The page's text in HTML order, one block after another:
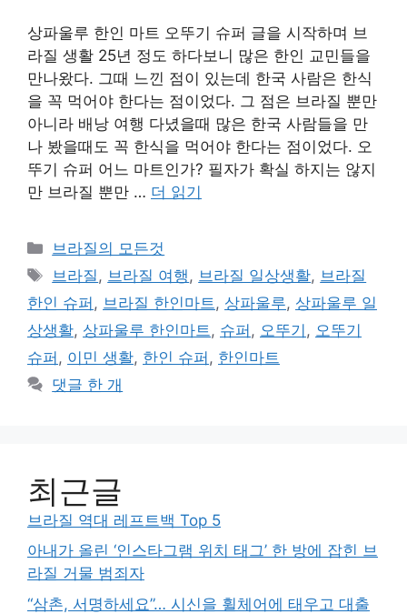
상파울루 한인 마트 오뚜기 슈퍼 글을 시작하며 브
라질 생활 25년 정도 하다보니 많은 한인 교민들을
만나왔다. 그때 느낀 점이 있는데 한국 사람은 한식
을 꼭 먹어야 한다는 점이었다. 그 점은 브라질 뿐만
아니라 배낭 여행 다녔을때 많은 한국 사람들을 만
나 봤을때도 꼭 한식을 먹어야 한다는 점이었다. 오
뚜기 슈퍼 어느 마트인가? 필자가 확실 하지는 않지
만 브라질 뿐만 … 더 읽기
카
테
리
브라질의 모든것
태
그
브라질 , 브라질 여행 , 브라질 일상생활, 브라질
한인 슈퍼 , 브라질 한인마트 , 상파울루, 상파울루 일
상생활, 상파울루 한인마트 , 슈퍼 , 오뚜기 , 오뚜기
슈퍼 , 이민 생활, 한인 슈퍼 , 한인마트
댓글 한 개
최근글
브라질 역대 레프트백 Top 5
아내가 올린 ‘인스타그램 위치 태그’ 한 방에 잡힌 브
라질 거물 범죄자
“삼촌, 서명하세요”… 시신을 휠체어에 태우고 대출